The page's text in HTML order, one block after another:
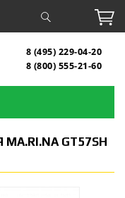
8 (495) 229-04-20
8 (800) 555-21-60
GT57SH